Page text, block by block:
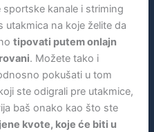
kanale i striming
utakmica na koje želite da
tipovati putem onlajn
. Možete tako i
pokušati u tom
ste odigrali pre utakmice,
baš onako kao što ste
kvote, koje će biti u